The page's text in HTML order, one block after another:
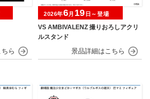
VS AMBIVALENZ 撮りおろしアクリ
ルスタンド
2026年6月 19 日～登場